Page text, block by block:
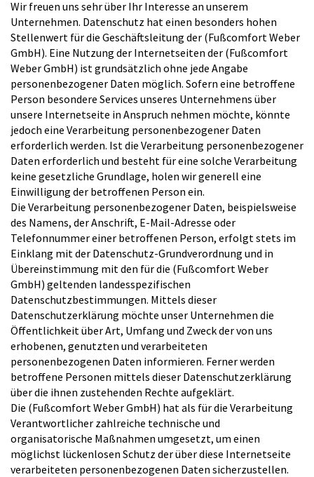
Wir freuen uns sehr über Ihr Interesse an unserem
Unternehmen. Datenschutz hat einen besonders hohen
Stellenwert für die Geschäftsleitung der (Fußcomfort Weber
GmbH). Eine Nutzung der Internetseiten der (Fußcomfort
Weber GmbH) ist grundsätzlich ohne jede Angabe
personenbezogener Daten möglich. Sofern eine betroffene
Person besondere Services unseres Unternehmens über
unsere Internetseite in Anspruch nehmen möchte, könnte
jedoch eine Verarbeitung personenbezogener Daten
erforderlich werden. Ist die Verarbeitung personenbezogener
Daten erforderlich und besteht für eine solche Verarbeitung
keine gesetzliche Grundlage, holen wir generell eine
Einwilligung der betroffenen Person ein.
Die Verarbeitung personenbezogener Daten, beispielsweise
des Namens, der Anschrift, E-Mail-Adresse oder
Telefonnummer einer betroffenen Person, erfolgt stets im
Einklang mit der Datenschutz-Grundverordnung und in
Übereinstimmung mit den für die (Fußcomfort Weber
GmbH) geltenden landesspezifischen
Datenschutzbestimmungen. Mittels dieser
Datenschutzerklärung möchte unser Unternehmen die
Öffentlichkeit über Art, Umfang und Zweck der von uns
erhobenen, genutzten und verarbeiteten
personenbezogenen Daten informieren. Ferner werden
betroffene Personen mittels dieser Datenschutzerklärung
über die ihnen zustehenden Rechte aufgeklärt.
Die (Fußcomfort Weber GmbH) hat als für die Verarbeitung
Verantwortlicher zahlreiche technische und
organisatorische Maßnahmen umgesetzt, um einen
möglichst lückenlosen Schutz der über diese Internetseite
verarbeiteten personenbezogenen Daten sicherzustellen.